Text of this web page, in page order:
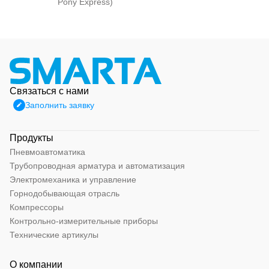
Связаться с нами
Заполнить заявку
Продукты
Пневмоавтоматика
Трубопроводная арматура и автоматизация
Электромеханика и управление
Горнодобывающая отрасль
Компрессоры
Контрольно-измерительные приборы
Технические артикулы
О компании